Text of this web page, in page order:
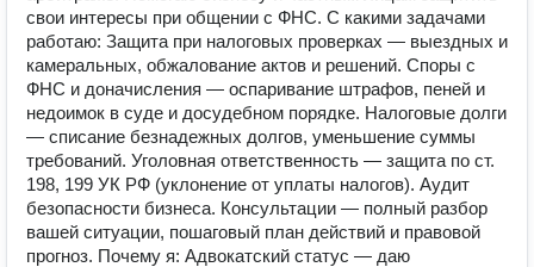
свои интересы при общении с ФНС. С какими задачами
работаю: Защита при налоговых проверках — выездных и
камеральных, обжалование актов и решений. Споры с
ФНС и доначисления — оспаривание штрафов, пеней и
недоимок в суде и досудебном порядке. Налоговые долги
— списание безнадежных долгов, уменьшение суммы
требований. Уголовная ответственность — защита по ст.
198, 199 УК РФ (уклонение от уплаты налогов). Аудит
безопасности бизнеса. Консультации — полный разбор
вашей ситуации, пошаговый план действий и правовой
прогноз. Почему я: Адвокатский статус — даю